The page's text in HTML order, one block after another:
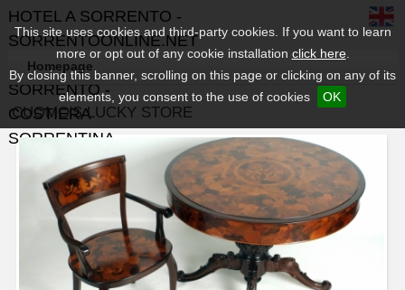
This site uses cookies and third-party cookies. If you want to learn
more or opt out of any cookie installation click here.
By closing this banner, scrolling on this page or clicking on any of its
elements, you consent to the use of cookies
OK
HOTEL A SORRENTO -
SORRENTOONLINE.NET
- GUIDA TURISTICA DI
SORRENTO -
COSTIERA
SORRENTINA
Homepage
CUOMO'S LUCKY STORE